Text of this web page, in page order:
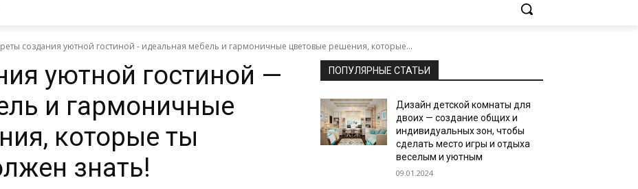
создания уютной гостиной - идеальная мебель и гармоничные цветовые решения, которые...
уютной гостиной —
и гармоничные
которые ты
знать!
ПОПУЛЯРНЫЕ СТАТЬИ
Дизайн детской комнаты для
двоих — создание общих и
индивидуальных зон, чтобы
сделать место игры и отдыха
веселым и уютным
09.01.2024